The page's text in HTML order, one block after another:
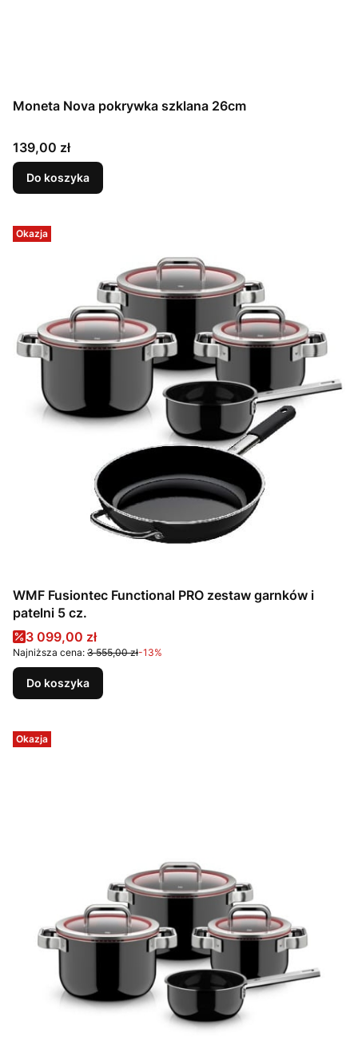
Moneta Nova pokrywka szklana 26cm
Cena
139,00 zł
Do koszyka
Okazja
WMF Fusiontec Functional PRO zestaw garnków i
patelni 5 cz.
Cena promocyjna
3 099,00 zł
Najniższa cena: 3 555,00 zł-13%
Do koszyka
Okazja